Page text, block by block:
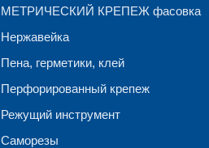
МЕТРИЧЕСКИЙ КРЕПЕЖ фасовка
Нержавейка
Пена, герметики, клей
Перфорированный крепеж
Режущий инструмент
Саморезы